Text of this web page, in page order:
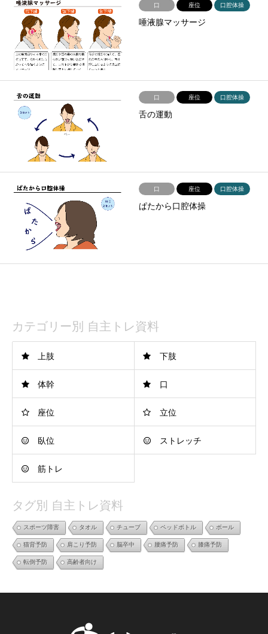
口 座位 口腔体操
唾液腺マッサージ
口 座位 口腔体操
舌の運動
口 座位 口腔体操
ぱたから口腔体操
カテゴリー別 自主トレ資料
上肢 下肢
体幹 口
座位 立位
臥位 ストレッチ
筋トレ
タグ別 自主トレ資料
スポーツ障害 タオル チューブ ペッドボトル ボール
猫背予防 肩こり予防 脳卒中 腰痛予防 膝痛予防
転倒予防 高齢者向け